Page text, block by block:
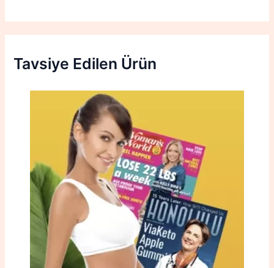
Tavsiye Edilen Ürün